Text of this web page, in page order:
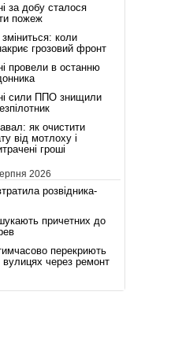
за добу сталося
пожеж
зміниться: коли
грозовий фронт
провели в останню
сили ППО знищили
як очистити
від мотлоху і
гроші
2026
розвідника-
причетних до
перекриють
вулицях через ремонт